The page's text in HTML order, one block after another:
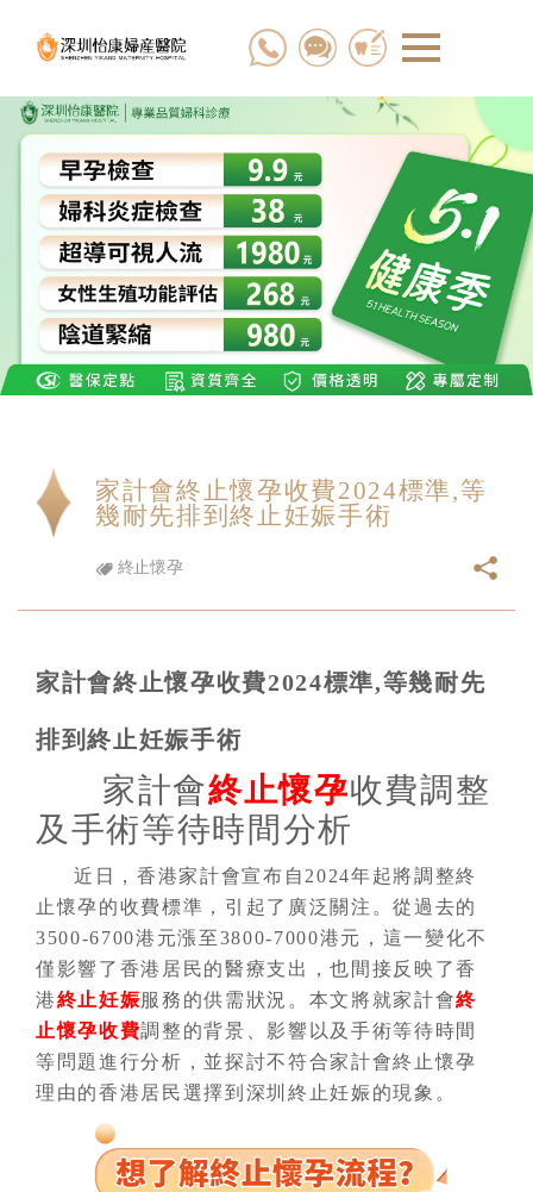
家計會終止懷孕收費2024標準,等
幾耐先排到終止妊娠手術
終止懷孕
家計會終止懷孕收費2024標準,等幾耐先
排到終止妊娠手術
家計會終止懷孕收費調整
及手術等待時間分析
近日，香港家計會宣布自2024年起將調整終
止懷孕的收費標準，引起了廣泛關注。從過去的
3500-6700港元漲至3800-7000港元，這一變化不
僅影響了香港居民的醫療支出，也間接反映了香
港終止妊娠服務的供需狀況。本文將就家計會終
止懷孕收費調整的背景、影響以及手術等待時間
等問題進行分析，並探討不符合家計會終止懷孕
理由的香港居民選擇到深圳終止妊娠的現象。